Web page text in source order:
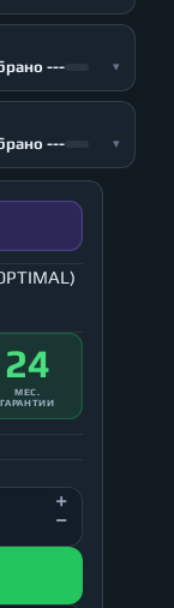
--- ▾
--- ▾
24
МЕС.
ГАРАНТИИ